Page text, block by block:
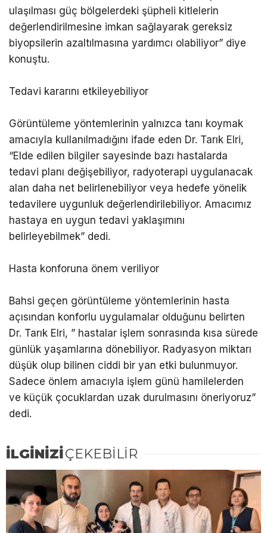
ulaşılması güç bölgelerdeki şüpheli kitlelerin
değerlendirilmesine imkan sağlayarak gereksiz
biyopsilerin azaltılmasına yardımcı olabiliyor” diye
konuştu.
Tedavi kararını etkileyebiliyor
Görüntüleme yöntemlerinin yalnızca tanı koymak
amacıyla kullanılmadığını ifade eden Dr. Tarık Elri,
“Elde edilen bilgiler sayesinde bazı hastalarda
tedavi planı değişebiliyor, radyoterapi uygulanacak
alan daha net belirlenebiliyor veya hedefe yönelik
tedavilere uygunluk değerlendirilebiliyor. Amacımız
hastaya en uygun tedavi yaklaşımını
belirleyebilmek” dedi.
Hasta konforuna önem veriliyor
Bahsi geçen görüntüleme yöntemlerinin hasta
açısından konforlu uygulamalar olduğunu belirten
Dr. Tarık Elri, ” hastalar işlem sonrasında kısa sürede
günlük yaşamlarına dönebiliyor. Radyasyon miktarı
düşük olup bilinen ciddi bir yan etki bulunmuyor.
Sadece önlem amacıyla işlem günü hamilelerden
ve küçük çocuklardan uzak durulmasını öneriyoruz”
dedi.
İLGİNİZİÇEKEBİLİR